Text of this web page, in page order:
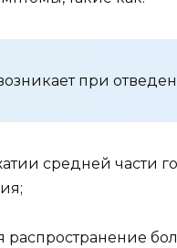
при
средней части